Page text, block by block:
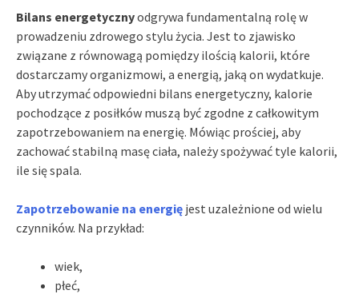
Bilans energetycznyodgrywa fundamentalną rolę w
prowadzeniu zdrowego stylu życia. Jest to zjawisko
związane z równowagą pomiędzy ilością kalorii, które
dostarczamy organizmowi, a energią, jaką on wydatkuje.
Aby utrzymać odpowiedni bilans energetyczny, kalorie
pochodzące z posiłków muszą być zgodne z całkowitym
zapotrzebowaniem na energię. Mówiąc prościej, aby
zachować stabilną masę ciała, należy spożywać tyle kalorii,
ile się spala.
Zapotrzebowanie na energię jest uzależnione od wielu
czynników. Na przykład:
wiek,
płeć,